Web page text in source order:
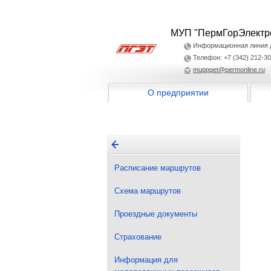
МУП
Информационная линия
Телефон: +7 (342) 212-
muppget@permonline.ru
О предприятии
Расписание маршрутов
Схема маршрутов
Проездные документы
Страхование
Информация для